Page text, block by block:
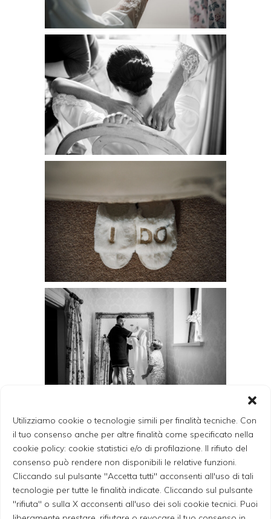
Utilizziamo cookie o tecnologie simili per finalità tecniche. Con
il tuo consenso anche per altre finalità come specificato nella
cookie policy: cookie statistici e/o di profilazione. Il rifiuto del
consenso può rendere non disponibili le relative funzioni.
Cliccando sul pulsante "Accetta tutti" acconsenti all'uso di tali
tecnologie per tutte le finalità indicate. Cliccando sul pulsante
"rifiuta" o sulla X acconsenti all'uso dei soli cookie tecnici. Puoi